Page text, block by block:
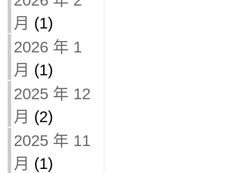
月 (1)
2026 年 1
月 (1)
2025 年 12
月 (2)
2025 年 11
月 (1)